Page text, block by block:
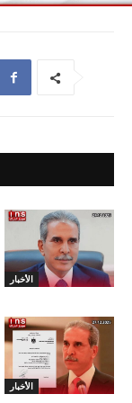
الأخبار
الأخبار